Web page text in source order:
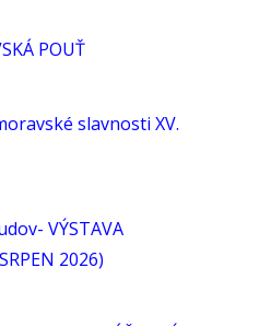
POUŤ
slavnosti XV.
VÝSTAVA
2026)